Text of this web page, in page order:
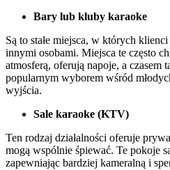
Bary lub kluby karaoke‍
Są to stałe miejsca, w których
innymi osobami. Miejsca te często
atmosferą, oferują napoje, a czasem
popularnym wyborem wśród
wyjścia.
Sale karaoke (KTV)
Ten rodzaj działalności oferuje
mogą wspólnie śpiewać. Te pokoje
zapewniając bardziej kameralną i